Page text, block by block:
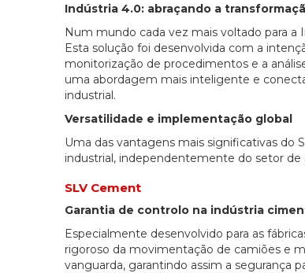
Indústria 4.0: abraçando a
Num mundo cada vez mais voltado para a
Esta solução foi desenvolvida com a
monitorização de procedimentos e a
uma abordagem mais inteligente e
industrial.
Versatilidade e implementação global
Uma das vantagens mais significativas do
industrial, independentemente do setor de
SLV Cement
Garantia de controlo na indústria
Especialmente desenvolvido para as
rigoroso da movimentação de camiões e
vanguarda, garantindo assim a segurança